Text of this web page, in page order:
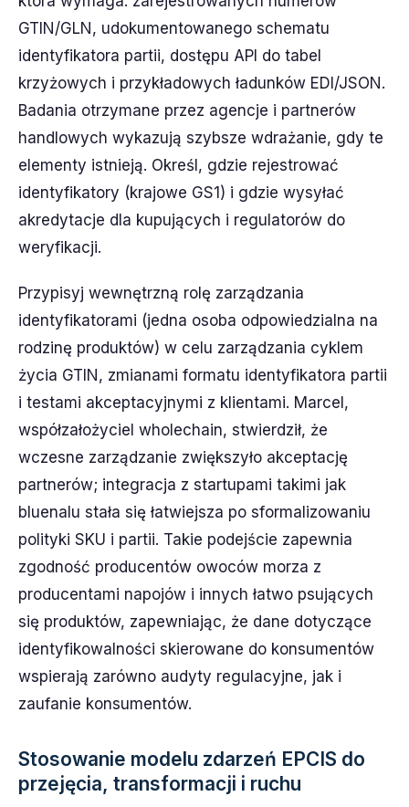
GTIN/GLN, udokumentowanego schematu
identyfikatora partii, dostępu API do tabel
krzyżowych i przykładowych ładunków EDI/JSON.
Badania otrzymane przez agencje i partnerów
handlowych wykazują szybsze wdrażanie, gdy te
elementy istnieją. Określ, gdzie rejestrować
identyfikatory (krajowe GS1) i gdzie wysyłać
akredytacje dla kupujących i regulatorów do
weryfikacji.
Przypisyj wewnętrzną rolę zarządzania
identyfikatorami (jedna osoba odpowiedzialna na
rodzinę produktów) w celu zarządzania cyklem
życia GTIN, zmianami formatu identyfikatora partii
i testami akceptacyjnymi z klientami. Marcel,
współzałożyciel wholechain, stwierdził, że
wczesne zarządzanie zwiększyło akceptację
partnerów; integracja z startupami takimi jak
bluenalu stała się łatwiejsza po sformalizowaniu
polityki SKU i partii. Takie podejście zapewnia
zgodność producentów owoców morza z
producentami napojów i innych łatwo psujących
się produktów, zapewniając, że dane dotyczące
identyfikowalności skierowane do konsumentów
wspierają zarówno audyty regulacyjne, jak i
zaufanie konsumentów.
Stosowanie modelu zdarzeń EPCIS do
przejęcia, transformacji i ruchu